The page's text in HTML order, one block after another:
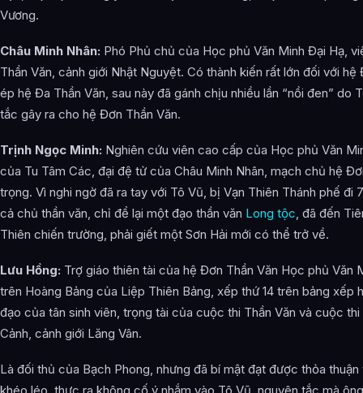
Vương.
Châu Minh Nhân: Phó Phủ chủ của Học phủ Văn Minh Đại Hạ,
Thần Văn, cảnh giới Nhật Nguyệt. Có thành kiến rất lớn đối với hệ
ép hệ Đa Thần Văn, sau này đã gánh chịu nhiều lần “nồi đen” do
tắc gây ra cho hệ Đơn Thần Văn.
Trịnh Ngọc Minh: Nghiên cứu viên cao cấp của Học phủ Văn
của Tu Tâm Các, đại đệ tử của Châu Minh Nhân, mạch chủ hệ
trọng. Vì nghi ngờ đã ra tay với Tô Vũ, bị Vạn Thiên Thánh phế đi
cả chủ thần văn, chỉ để lại một đạo thần văn Long tộc , đã đến
Thiên chiến trường, phải giết một Sơn Hải mới có thể trở về.
Lưu Hồng: Trợ giáo thiên tài của hệ Đơn Thần Văn Học phủ Văn
trên Hoàng Bảng của Liệp Thiên Bảng, xếp thứ 14 trên bảng xếp
đạo của tân sinh viên, trọng tài của cuộc thi Thần Văn và cuộc
Cảnh, cảnh giới Lăng Vân.
Là đối thủ của Bạch Phong, nhưng đã bí mật đạt được thỏa